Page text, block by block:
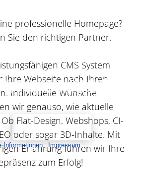
professionelle Homepage?
Sie den richtigen Partner.
CMS System
Ihre Webseite nach Ihren
Individuelle Wünsche
wir genauso, wie aktuelle
Flat-Design, Webshops, CI-
oder sogar 3D-Inhalte. Mit
Erfahrung führen wir Ihre
zum Erfolg!
andere uns helfen, diese Website und die
(Tracking Cookies). Sie können selbst
zulassen möchten. Bitte beachten Sie, dass
nicht mehr alle Funktionalitäten der Seite zur
ABLEHNEN
Informationen| Impressum